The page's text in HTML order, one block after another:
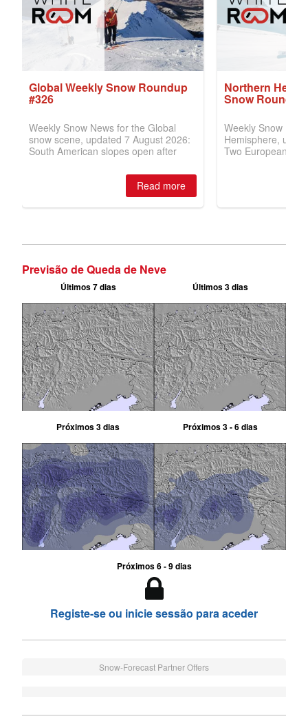
Previsão de Queda de Neve
Últimos 7 dias Últimos 3 dias
Próximos 3 dias Próximos 3 - 6 dias
Próximos 6 - 9 dias
Registe-se ou inicie sessão para aceder
Snow-Forecast Partner Offers